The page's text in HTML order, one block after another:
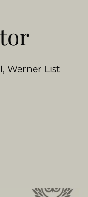
Werner List